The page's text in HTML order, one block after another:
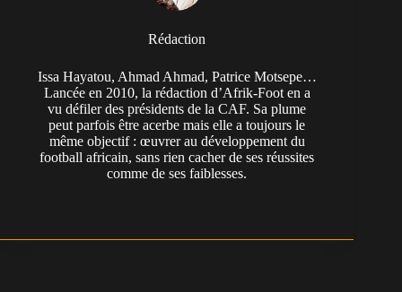
Rédaction
Issa Hayatou, Ahmad Ahmad, Patrice Motsepe…
Lancée en 2010, la rédaction d’Afrik-Foot en a
vu défiler des présidents de la CAF. Sa plume
peut parfois être acerbe mais elle a toujours le
même objectif : œuvrer au développement du
football africain, sans rien cacher de ses réussites
comme de ses faiblesses.